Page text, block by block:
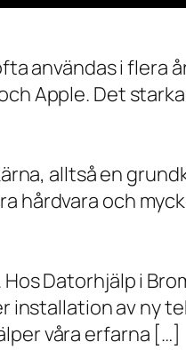
användas i flera
Apple. Det
alltså en
hårdvara och
Datorhjälp i
installation av ny
våra erfarna […]